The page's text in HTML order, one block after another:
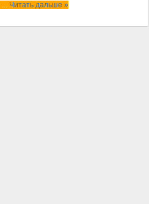
... Читать дальше »